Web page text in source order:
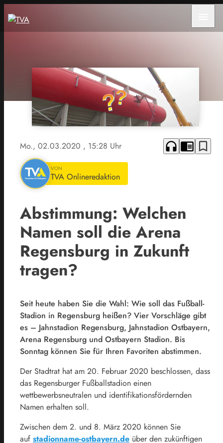
Mo., 02.03.2020 , 15:28 Uhr headphones chrome_reader_mode bookmark_border
VON
TVA Onlineredaktion
Abstimmung: Welchen
Namen soll die Arena
Regensburg in Zukunft
tragen?
Seit heute haben Sie die Wahl: Wie soll das Fußball-
Stadion in Regensburg heißen? Vier Vorschläge gibt
es – Jahnstadion Regensburg, Jahnstadion Ostbayern,
Arena Regensburg und Ostbayern Stadion. Bis
Sonntag können Sie für Ihren Favoriten abstimmen.
Der Stadtrat hat am 20. Februar 2020 beschlossen, dass
das Regensburger Fußballstadion einen
wettbewerbsneutralen und identifikationsfördernden
Namen erhalten soll.
Zwischen dem 2. und 8. März 2020 können Sie
auf stadionname-ostbayern.de über den zukünftigen